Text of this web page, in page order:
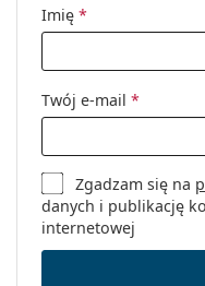
Imię *
Twój e-mail *
Zgadzam się na
danych i publikację
internetowej